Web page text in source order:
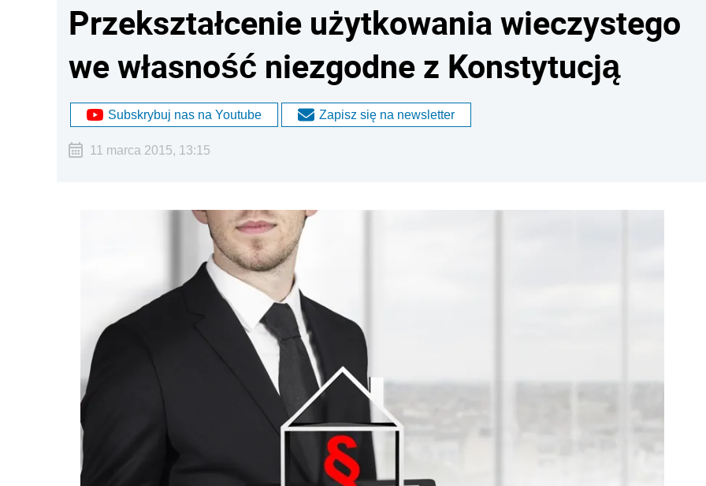
Przekształcenie użytkowania wieczystego
we własność niezgodne z Konstytucją
Subskrybuj nas na Youtube Zapisz się na newsletter
11 marca 2015, 13:15